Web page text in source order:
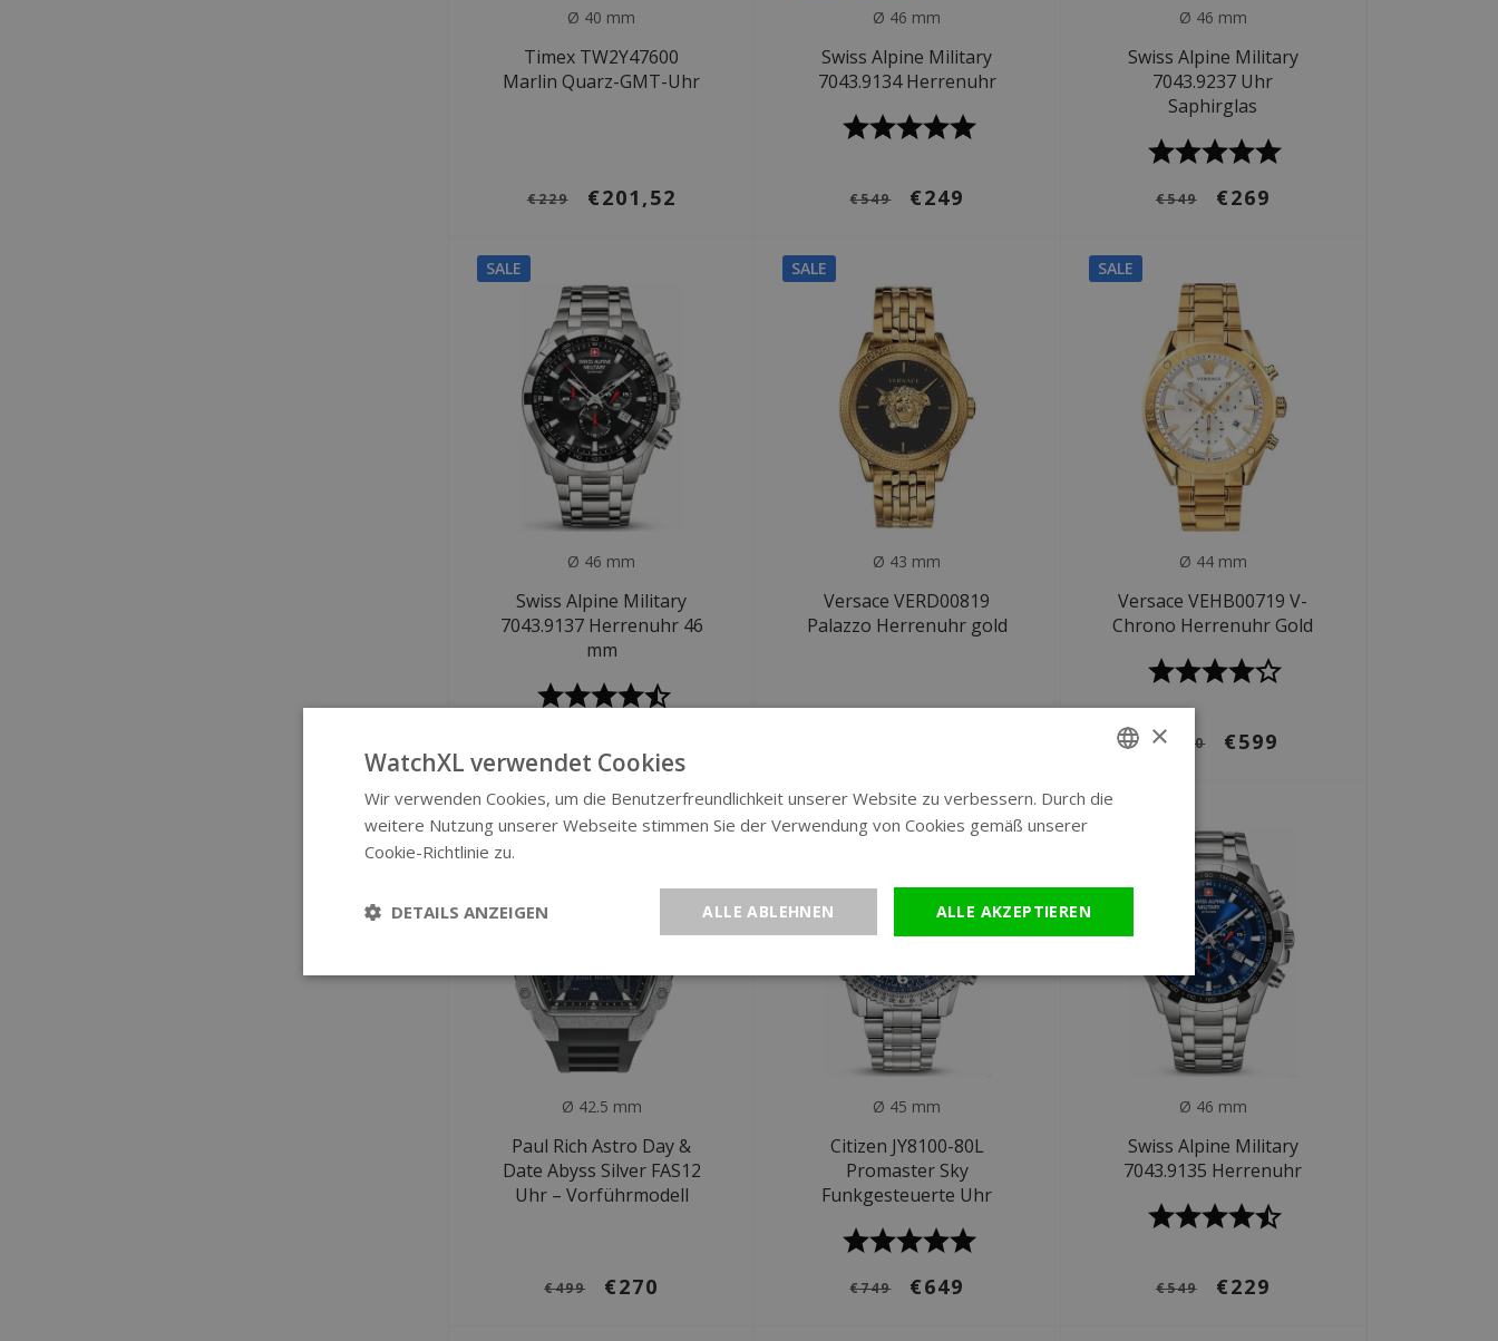
Ø 40 mm
Timex TW2Y47600
Marlin Quarz-GMT-Uhr
€229 €201,52
Ø 46 mm
Swiss Alpine Military
7043.9134 Herrenuhr
€549 €249
Ø 46 mm
Swiss Alpine Military
7043.9237 Uhr
Saphirglas
€549 €269
SALE
Ø 46 mm
Swiss Alpine Military
7043.9137 Herrenuhr 46
mm
SALE
Ø 43 mm
Versace VERD00819
Palazzo Herrenuhr gold
SALE
Ø 44 mm
Versace VEHB00719 V-
Chrono Herrenuhr Gold
€1.090 €599
Ø 42.5 mm
Paul Rich Astro Day &
Date Abyss Silver FAS12
Uhr – Vorführmodell
€499 €270
Ø 45 mm
Citizen JY8100-80L
Promaster Sky
Funkgesteuerte Uhr
€749 €649
Ø 46 mm
Swiss Alpine Military
7043.9135 Herrenuhr
€549 €229
ENGLISH
×
WatchXL verwendet Cookies
Wir verwenden Cookies, um die Benutzerfreundlichkeit unserer Website zu verbessern. Durch die
weitere Nutzung unserer Webseite stimmen Sie der Verwendung von Cookies gemäß unserer
Cookie-Richtlinie zu.
ALLE AKZEPTIEREN
ALLE ABLEHNEN
DETAILS ANZEIGEN